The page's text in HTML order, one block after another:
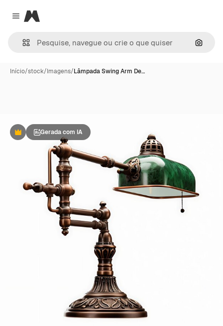
Close menu
Magnific
Início/stock/Imagens/Lâmpada Swing Arm De…
PremiumGerada com IA